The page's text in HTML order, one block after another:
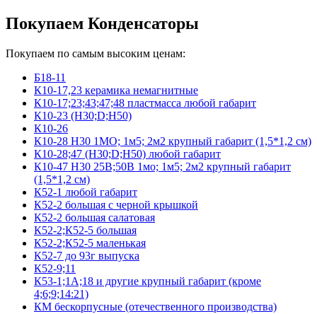
Покупаем Конденсаторы
Покупаем по самым высоким ценам:
Б18-11
К10-17,23 керамика немагнитные
К10-17;23;43;47;48 пластмасса любой габарит
К10-23 (Н30;D;Н50)
К10-26
К10-28 Н30 1МО; 1м5; 2м2 крупный габарит (1,5*1,2 см)
К10-28;47 (Н30;D;Н50) любой габарит
К10-47 Н30 25В;50В 1мо; 1м5; 2м2 крупный габарит
(1,5*1,2 см)
К52-1 любой габарит
К52-2 большая с черной крышкой
К52-2 большая салатовая
К52-2;К52-5 большая
К52-2;К52-5 маленькая
К52-7 до 93г выпуска
К52-9;11
К53-1;1А;18 и другие крупный габарит (кроме
4;6;9;14:21)
КМ бескорпусные (отечественного производства)